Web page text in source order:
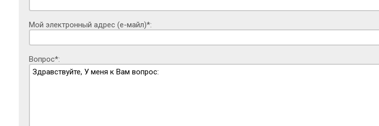
Мой электронный адрес (е-майл)*:
Вопрос*: